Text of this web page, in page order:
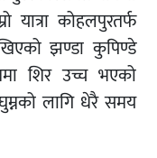
यात्रा कोहलपुरतर्फ
झण्डा कुपिण्डे
शिर उच्च भएको
लागि धेरै समय